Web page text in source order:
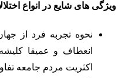
ویژگی های شایع در انواع
نحوه تجربه فرد از
انعطاف و عمیقا
اکثریت مردم جامعه